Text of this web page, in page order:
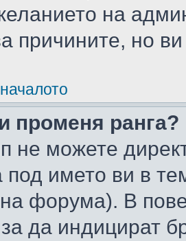
на
причините, но
променя ранга?
не можете
под името ви в
форума). В
за да индицират